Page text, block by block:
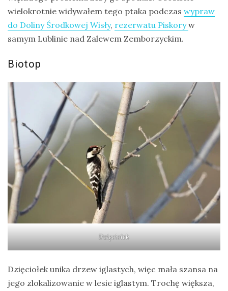
wielokrotnie widywałem tego ptaka podczas wypraw
do Doliny Środkowej Wisły, rezerwatu Piskoryw
samym Lublinie nad Zalewem Zemborzyckim.
Biotop
Dzięciołek
Dzięciołek unika drzew iglastych, więc mała szansa na
jego zlokalizowanie w lesie iglastym. Trochę większa,